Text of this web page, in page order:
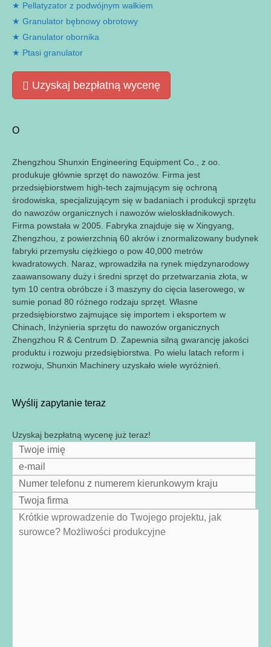
Pellatyzator z podwójnym wałkiem
Granulator bębnowy obrotowy
Granulator obornika
Ptasi granulator
Uzyskaj bezpłatną wycenę
O
Zhengzhou Shunxin Engineering Equipment Co., z oo.
produkuje głównie sprzęt do nawozów. Firma jest
przedsiębiorstwem high-tech zajmującym się ochroną
środowiska, specjalizującym się w badaniach i produkcji sprzętu
do nawozów organicznych i nawozów wieloskładnikowych.
Firma powstała w 2005. Fabryka znajduje się w Xingyang,
Zhengzhou, z powierzchnią 60 akrów i znormalizowany budynek
fabryki przemysłu ciężkiego o pow 40,000 metrów
kwadratowych. Naraz, wprowadziła na rynek międzynarodowy
zaawansowany duży i średni sprzęt do przetwarzania złota, w
tym 10 centra obróbcze i 3 maszyny do cięcia laserowego, w
sumie ponad 80 różnego rodzaju sprzęt. Własne
przedsiębiorstwo zajmujące się importem i eksportem w
Chinach, Inżynieria sprzętu do nawozów organicznych
Zhengzhou R & Centrum D. Zapewnia silną gwarancję jakości
produktu i rozwoju przedsiębiorstwa. Po wielu latach reform i
rozwoju, Shunxin Machinery uzyskało wiele wyróżnień.
Wyślij zapytanie teraz
Uzyskaj bezpłatną wycenę już teraz!